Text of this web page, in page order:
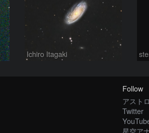
Ichiro Itagaki
Follow
アスト
Twitter